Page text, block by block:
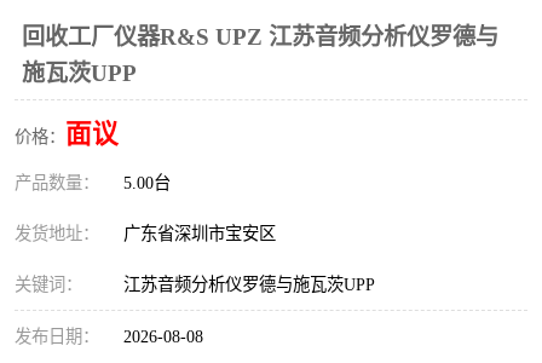
回收工厂仪器R&S UPZ 江苏音频分析仪罗德与
施瓦茨UPP
价格： 面议
产品数量： 5.00台
发货地址： 广东省深圳市宝安区
关键词： 江苏音频分析仪罗德与施瓦茨UPP
发布日期： 2026-08-08